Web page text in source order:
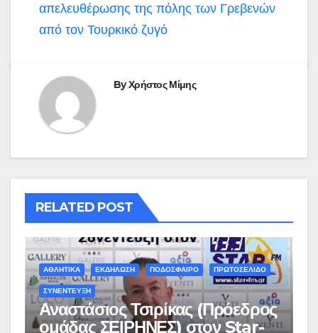
απελευθέρωσης της πόλης των Γρεβενών
από τον Τουρκικό ζυγό
ByΧρήστος Μίμης
RELATED POST
ΑΘΛΗΤΙΚΑ ΕΚΔΗΛΩΣΗ ΠΟΔΟΣΦΑΙΡΟ ΠΡΩΤΟΣΕΛΙΔΟ
ΣΥΝΕΝΤΕΥΞΗ
Αναστάσιος Τσιρίκας (Πρόεδρος
ομάδας ΣΕΙΡΗΝΕΣ) στον Star-